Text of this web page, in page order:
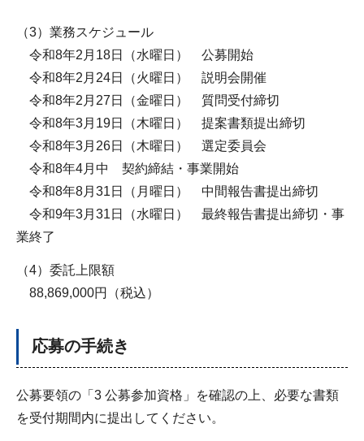
（3）業務スケジュール
令和8年2月18日（水曜日） 公募開始
令和8年2月24日（火曜日） 説明会開催
令和8年2月27日（金曜日） 質問受付締切
令和8年3月19日（木曜日） 提案書類提出締切
令和8年3月26日（木曜日） 選定委員会
令和8年4月中 契約締結・事業開始
令和8年8月31日（月曜日） 中間報告書提出締切
令和9年3月31日（水曜日） 最終報告書提出締切・事
業終了
（4）委託上限額
88,869,000円（税込）
応募の手続き
公募要領の「3 公募参加資格」を確認の上、必要な書類
を受付期間内に提出してください。